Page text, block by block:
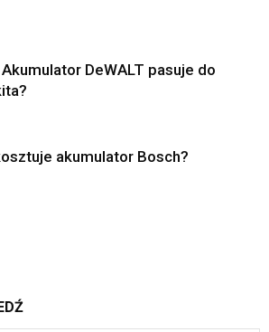
Akumulator DeWALT pasuje do
akumulator Bosch?